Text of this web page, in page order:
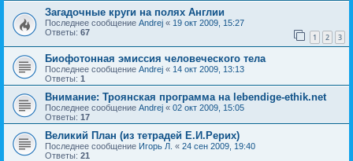
Загадочные круги на полях Англии
Последнее сообщение Andrej « 19 окт 2009, 15:27
Ответы: 67 1 2 3
Биофотонная эмиссия человеческого тела
Последнее сообщение Andrej « 14 окт 2009, 13:13
Ответы: 1
Внимание: Троянская программа на lebendige-ethik.net
Последнее сообщение Andrej « 02 окт 2009, 15:05
Ответы: 17
Великий План (из тетрадей Е.И.Рерих)
Последнее сообщение Игорь Л. « 24 сен 2009, 19:40
Ответы: 21